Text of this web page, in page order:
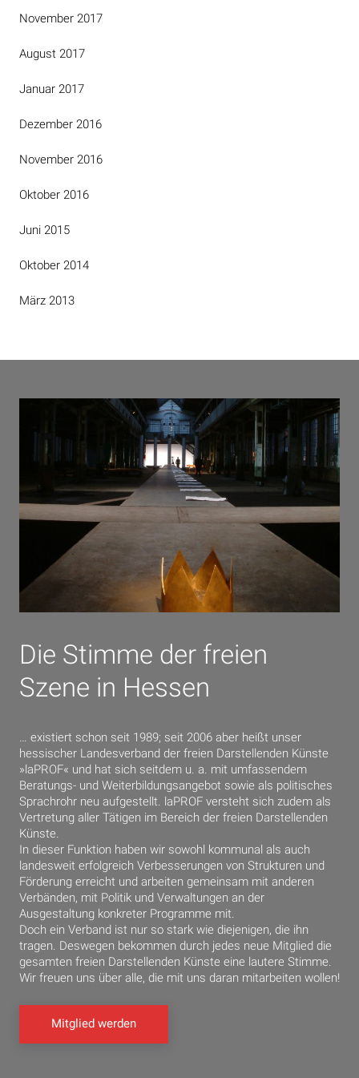
November 2017
August 2017
Januar 2017
Dezember 2016
November 2016
Oktober 2016
Juni 2015
Oktober 2014
März 2013
Die Stimme der freien
Szene in Hessen
… existiert schon seit 1989; seit 2006 aber heißt unser
hessischer Landesverband der freien Darstellenden Künste
»laPROF« und hat sich seitdem u. a. mit umfassendem
Beratungs- und Weiterbildungsangebot sowie als politisches
Sprachrohr neu aufgestellt. laPROF versteht sich zudem als
Vertretung aller Tätigen im Bereich der freien Darstellenden
Künste.
In dieser Funktion haben wir sowohl kommunal als auch
landesweit erfolgreich Verbesserungen von Strukturen und
Förderung erreicht und arbeiten gemeinsam mit anderen
Verbänden, mit Politik und Verwaltungen an der
Ausgestaltung konkreter Programme mit.
Doch ein Verband ist nur so stark wie diejenigen, die ihn
tragen. Deswegen bekommen durch jedes neue Mitglied die
gesamten freien Darstellenden Künste eine lautere Stimme.
Wir freuen uns über alle, die mit uns daran mitarbeiten wollen!
Mitglied werden